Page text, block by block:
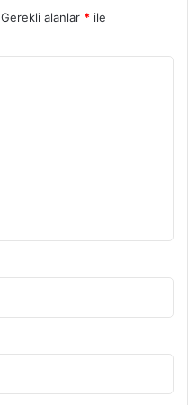
Gerekli alanlar * ile